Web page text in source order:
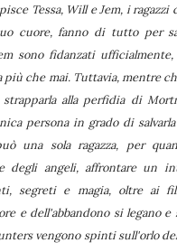
Tessa, Will e Jem, i ragazzi
cuore, fanno di tutto per
sono fidanzati
più che mai. Tuttavia, mentre
alla perfidia di
persona in grado di
una sola ragazza, per
degli angeli, affrontare un
segreti e magia, oltre ai
e dell'abbandono si legano
vengono spinti sull'orlo